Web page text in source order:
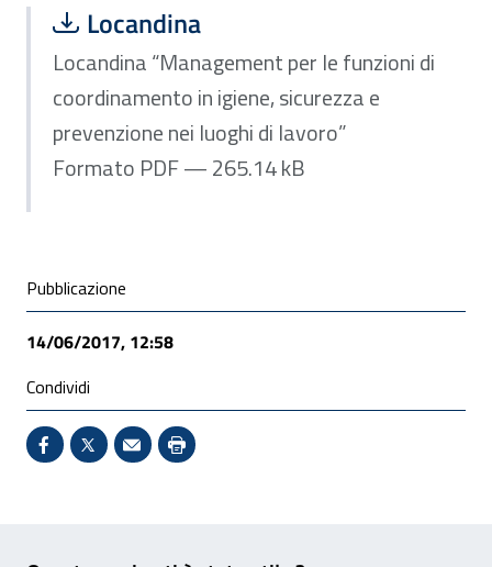
Scarica file:
Locandina
Formato PDF — Dimensione 265.14 kB
Locandina “Management per le funzioni di
coordinamento in igiene, sicurezza e
prevenzione nei luoghi di lavoro”
Formato PDF — 265.14 kB
Condivisione social
Pubblicazione
14/06/2017, 12:58
Condividi
Condividi su Facebook - Sito esterno - Apertura in
X - Sito esterno - Apertura in nuova finestra
Invio Mail: apre il programma di posta
Stampa pagina: scelta meno